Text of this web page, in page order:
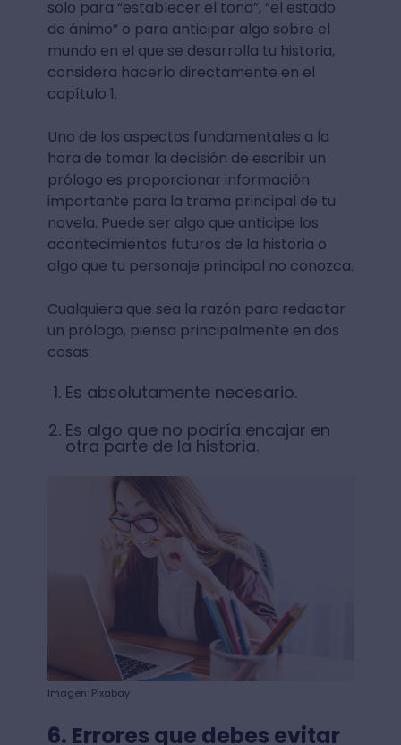
solo para “establecer el tono”, “el estado
de ánimo” o para anticipar algo sobre el
mundo en el que se desarrolla tu historia,
considera hacerlo directamente en el
capítulo 1.
Uno de los aspectos fundamentales a la
hora de tomar la decisión de escribir un
prólogo es proporcionar información
importante para la trama principal de tu
novela. Puede ser algo que anticipe los
acontecimientos futuros de la historia o
algo que tu personaje principal no conozca.
Cualquiera que sea la razón para redactar
un prólogo, piensa principalmente en dos
cosas:
Es absolutamente necesario.
Es algo que no podría encajar en
otra parte de la historia.
Imagen: Pixabay
6. Errores que debes evitar